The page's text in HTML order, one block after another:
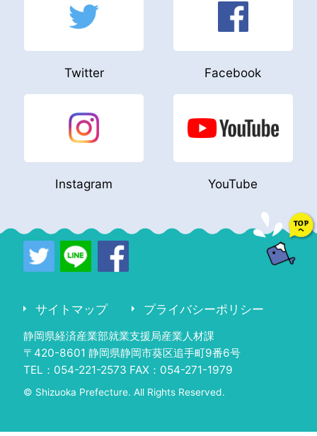
Twitter Facebook
Instagram YouTube
サイトマップ プライバシーポリシー
静岡県経済産業部就業支援局産業人材課
〒420-8601 静岡県静岡市葵区追手町9番6号
TEL：054-221-2573 FAX：054-271-1979
© Shizuoka Prefecture. All Rights Reserved.